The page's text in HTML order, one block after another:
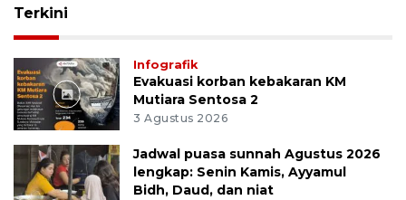
Terkini
Infografik
Evakuasi korban kebakaran KM
Mutiara Sentosa 2
3 Agustus 2026
Jadwal puasa sunnah Agustus 2026
lengkap: Senin Kamis, Ayyamul
Bidh, Daud, dan niat